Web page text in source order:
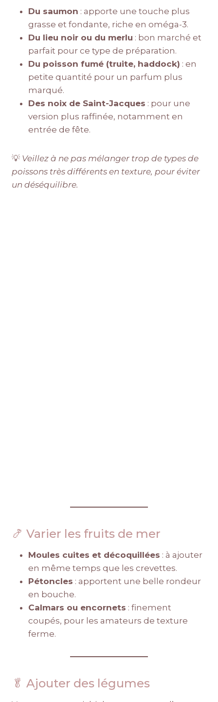
Du saumon : apporte une touche plus
grasse et fondante, riche en oméga-3.
Du lieu noir ou du merlu : bon marché et
parfait pour ce type de préparation.
Du poisson fumé (truite, haddock) : en
petite quantité pour un parfum plus
marqué.
Des noix de Saint-Jacques : pour une
version plus raffinée, notamment en
entrée de fête.
💡 Veillez à ne pas mélanger trop de types de
poissons très différents en texture, pour éviter
un déséquilibre.
🍤 Varier les fruits de mer
Moules cuites et décoquillées : à ajouter
en même temps que les crevettes.
Pétoncles : apportent une belle rondeur
en bouche.
Calmars ou encornets : finement
coupés, pour les amateurs de texture
ferme.
🥬 Ajouter des légumes